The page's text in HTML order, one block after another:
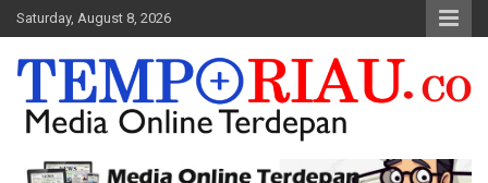
Skip
to
content
Saturday, August 8, 2026
Tempo Riau